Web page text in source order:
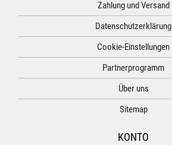
Zahlung und Versand
Datenschutzerklärung
Cookie-Einstellungen
Partnerprogramm
Über uns
Sitemap
KONTO